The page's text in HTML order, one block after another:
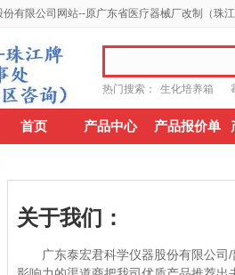
有限公司网站--原广东省医疗器械厂改制（珠江
热门搜索： 生化培养箱
首页 产品中心 产品报价单
关于我们：
广东泰宏君科学仪器股份有限公司/